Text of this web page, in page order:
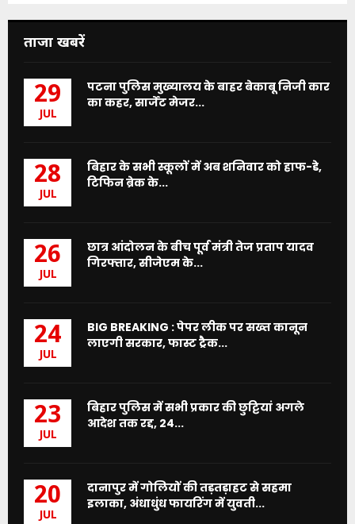
ताजा खबरें
29
JUL
पटना पुलिस मुख्यालय के बाहर बेकाबू निजी कार
का कहर, सार्जेंट मेजर...
28
JUL
बिहार के सभी स्कूलों में अब शनिवार को हाफ-डे,
टिफिन ब्रेक के...
26
JUL
छात्र आंदोलन के बीच पूर्व मंत्री तेज प्रताप यादव
गिरफ्तार, सीजेएम के...
24
JUL
BIG BREAKING : पेपर लीक पर सख्त कानून
लाएगी सरकार, फास्ट ट्रैक...
23
JUL
बिहार पुलिस में सभी प्रकार की छुट्टियां अगले
आदेश तक रद्द, 24...
20
JUL
दानापुर में गोलियों की तड़तड़ाहट से सहमा
इलाका, अंधाधुंध फायरिंग में युवती...